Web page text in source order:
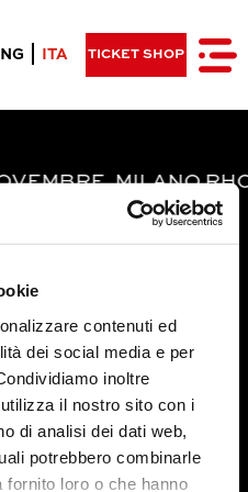
contenuti ed
dei social media e per
inoltre
il nostro sito con i
di analisi dei dati web,
potrebbero combinarle
loro o che hanno
ITA TICKET SHOP
MILANO